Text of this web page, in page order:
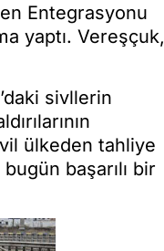
Entegrasyonu
yaptı. Vereşçuk,
sivllerin
ülkeden tahliye
başarılı bir